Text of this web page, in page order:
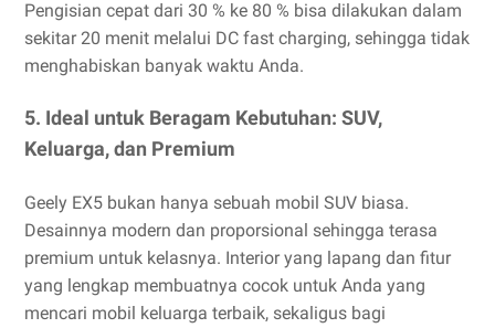
Pengisian cepat dari 30 % ke 80 % bisa dilakukan dalam
sekitar 20 menit melalui DC fast charging, sehingga tidak
menghabiskan banyak waktu Anda.
5. Ideal untuk Beragam Kebutuhan: SUV,
Keluarga, dan Premium
Geely EX5 bukan hanya sebuah mobil SUV biasa.
Desainnya modern dan proporsional sehingga terasa
premium untuk kelasnya. Interior yang lapang dan fitur
yang lengkap membuatnya cocok untuk Anda yang
mencari mobil keluarga terbaik, sekaligus bagi